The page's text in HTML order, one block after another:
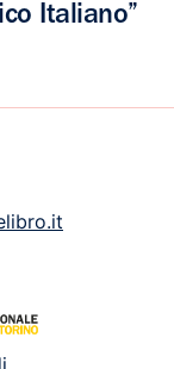
Italiano”